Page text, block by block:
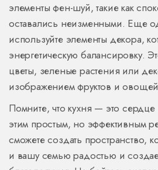
элементы фен-шуй, такие как
оставались неизменными. Еще
используйте элементы декора,
энергетическую балансировку.
цветы, зеленые растения или
изображением фруктов и
Помните, что кухня — это
этим простым, но эффективным
сможете создать пространство,
и вашу семью радостью и